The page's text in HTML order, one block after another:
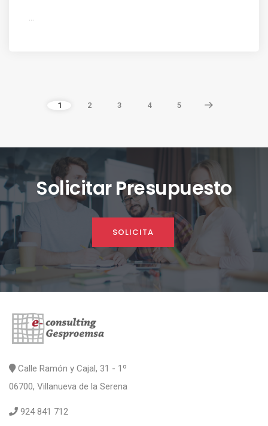
1 2 3 4 5
Solicitar Presupuesto
SOLICITA
Calle Ramón y Cajal, 31 - 1º
06700, Villanueva de la Serena
924 841 712